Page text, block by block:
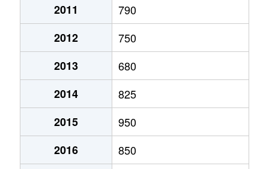
東野幌本町
1,400万円
東野幌本町
1,700万円
文京台
1,700万円
文京台
1,100万円
2011
790
2012
750
2013
680
2014
825
2015
950
2016
850